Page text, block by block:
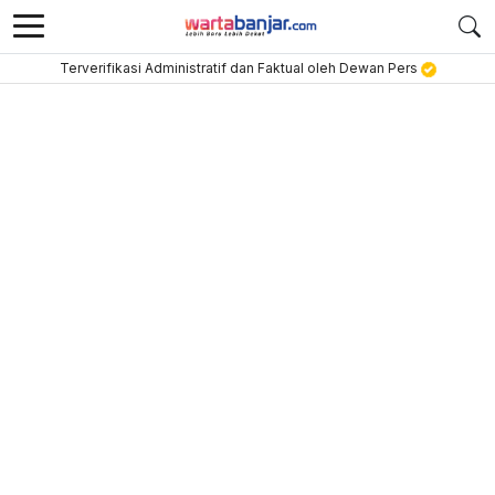
Terverifikasi Administratif dan Faktual oleh Dewan Pers